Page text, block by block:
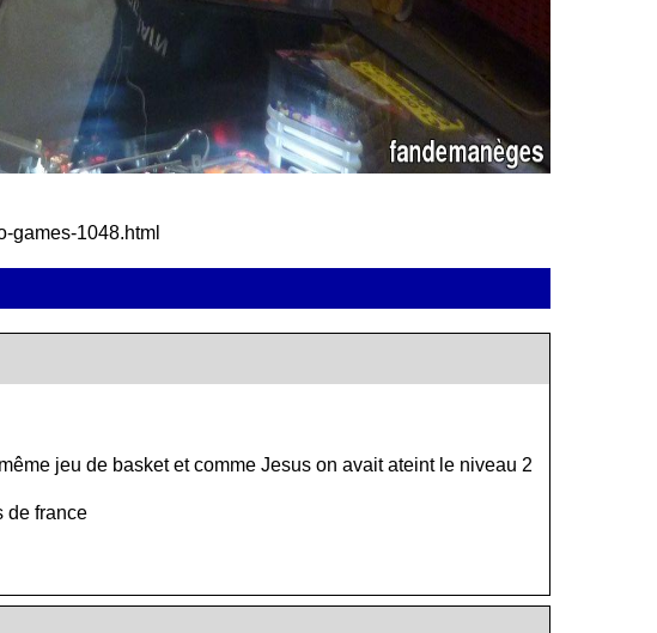
games-1048.html
jeu de basket et comme Jesus on avait ateint le niveau 2
de france